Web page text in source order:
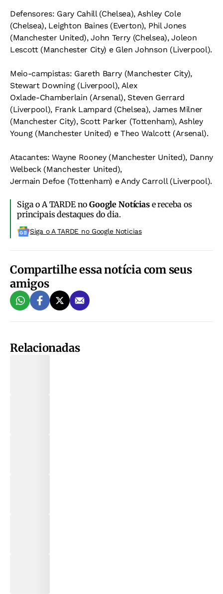
Defensores: Gary Cahill (Chelsea), Ashley Cole
(Chelsea), Leighton Baines (Everton), Phil Jones
(Manchester United), John Terry (Chelsea), Joleon
Lescott (Manchester City) e Glen Johnson (Liverpool).
Meio-campistas: Gareth Barry (Manchester City),
Stewart Downing (Liverpool), Alex
Oxlade-Chamberlain (Arsenal), Steven Gerrard
(Liverpool), Frank Lampard (Chelsea), James Milner
(Manchester City), Scott Parker (Tottenham), Ashley
Young (Manchester United) e Theo Walcott (Arsenal).
Atacantes: Wayne Rooney (Manchester United), Danny
Welbeck (Manchester United),
Jermain Defoe (Tottenham) e Andy Carroll (Liverpool).
Siga o A TARDE noGoogle Notíciase receba os
principais destaques do dia.
Siga o A TARDE no Google Noticias
Compartilhe essa notícia com seus
amigos
Relacionadas